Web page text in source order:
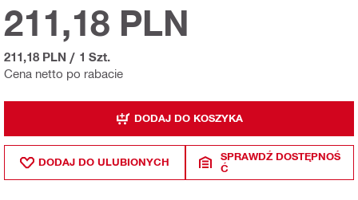
Cena netto po rabacie
211,18 PLN
211,18 PLN / 1 Szt.
DODAJ DO KOSZYKA
DODAJ DO ULUBIONYCH
SPRAWDŹ DOSTĘPNOŚ
Ć